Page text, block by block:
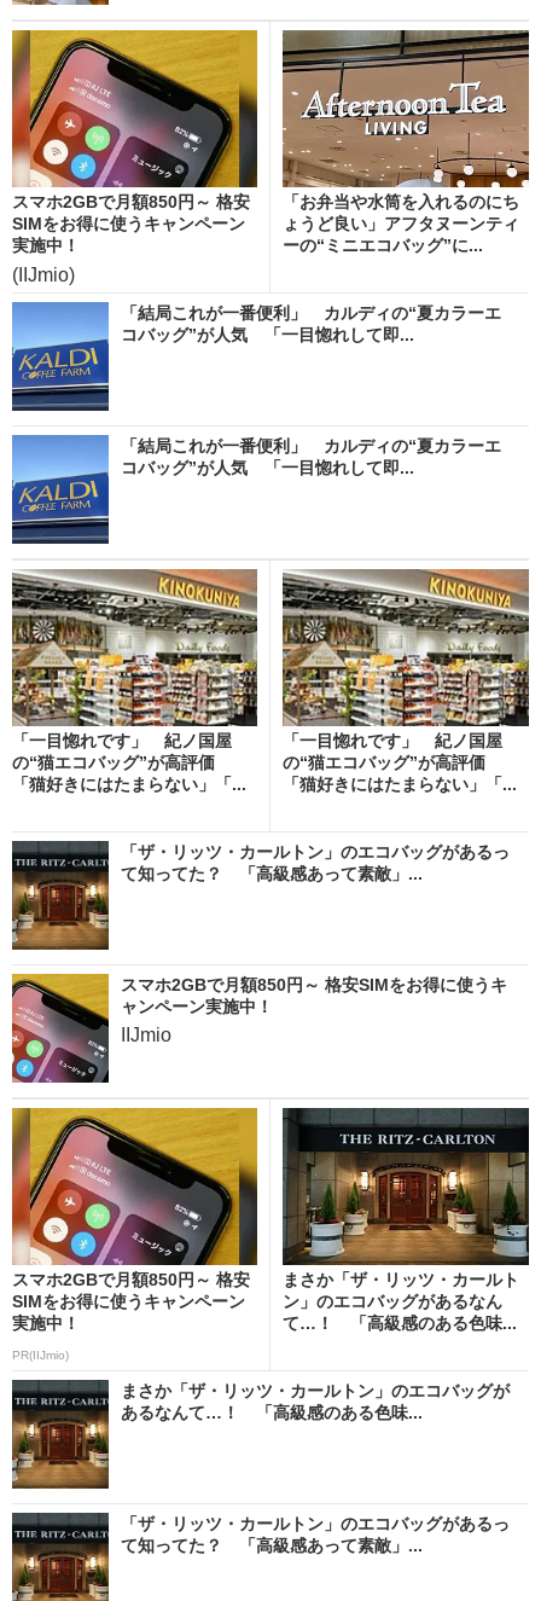
スマホ2GBで月額850円～ 格安
SIMをお得に使うキャンペーン
実施中！
(IIJmio)
「お弁当や水筒を入れるのにち
ょうど良い」アフタヌーンティ
ーの“ミニエコバッグ”に...
「結局これが一番便利」 カルディの“夏カラーエ
コバッグ”が人気 「一目惚れして即...
「結局これが一番便利」 カルディの“夏カラーエ
コバッグ”が人気 「一目惚れして即...
「一目惚れです」 紀ノ国屋
の“猫エコバッグ”が高評価
「猫好きにはたまらない」「...
「一目惚れです」 紀ノ国屋
の“猫エコバッグ”が高評価
「猫好きにはたまらない」「...
「ザ・リッツ・カールトン」のエコバッグがあるっ
て知ってた？ 「高級感あって素敵」...
スマホ2GBで月額850円～ 格安SIMをお得に使うキ
ャンペーン実施中！
IIJmio
スマホ2GBで月額850円～ 格安
SIMをお得に使うキャンペーン
実施中！
PR(IIJmio)
まさか「ザ・リッツ・カールト
ン」のエコバッグがあるなん
て…！ 「高級感のある色味...
まさか「ザ・リッツ・カールトン」のエコバッグが
あるなんて…！ 「高級感のある色味...
「ザ・リッツ・カールトン」のエコバッグがあるっ
て知ってた？ 「高級感あって素敵」...